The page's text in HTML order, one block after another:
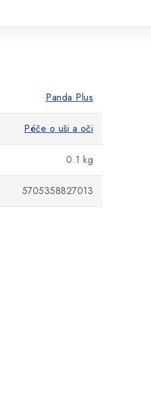
Panda Plus
Péče o uši a oči
0.1 kg
5705358827013